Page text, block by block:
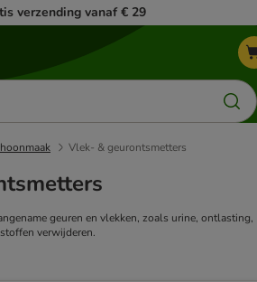
verzending vanaf € 29
Vlek- & geurontsmetters
geuren en vlekken, zoals urine, ontlasting,
verwijderen.